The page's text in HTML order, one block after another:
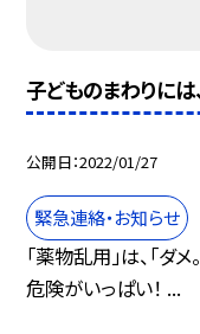
子どものまわりには
公開日 2022/01/27
緊急連絡・お知らせ
「薬物乱用」は、「ダ
危険がいっぱい！ ...